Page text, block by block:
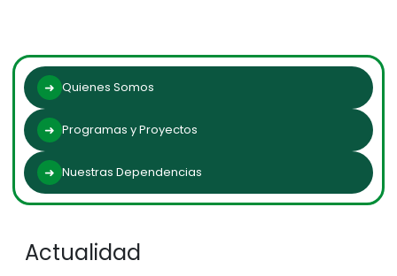
Quienes Somos
Programas y Proyectos
Nuestras Dependencias
Actualidad